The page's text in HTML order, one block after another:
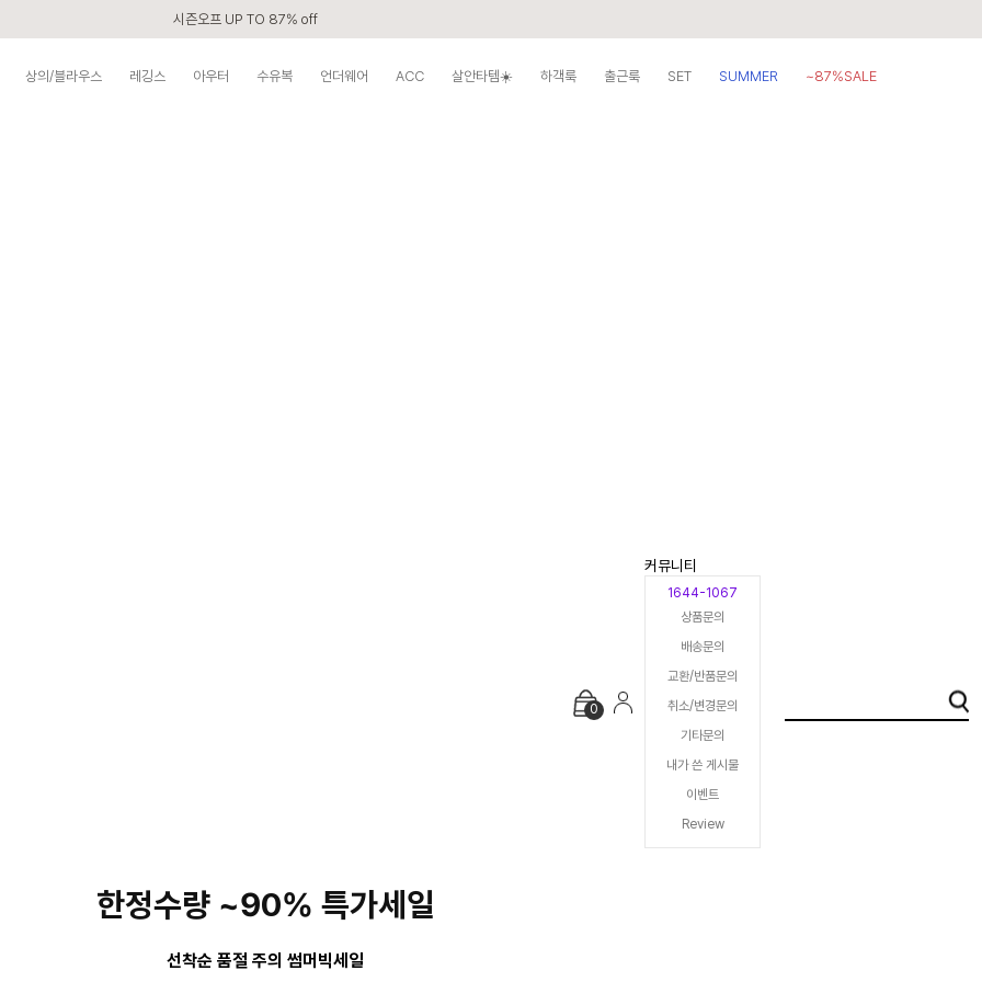
시즌오프 UP TO 87% off
상의/블라우스 레깅스 아우터 수유복 언더웨어 ACC 살안타템☀️ 하객룩 출근룩 SET SUMMER
~87%SALE
0
커뮤니티
1644-1067
상품문의
배송문의
교환/반품문의
취소/변경문의
기타문의
내가 쓴 게시물
이벤트
Review
한정수량 ~90% 특가세일
선착순 품절 주의 썸머빅세일